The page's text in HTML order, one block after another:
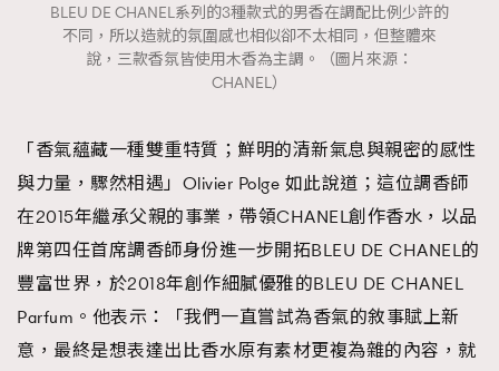
BLEU DE CHANEL系列的3種款式的男香在調配比例少許的
不同，所以造就的氛圍感也相似卻不太相同，但整體來
說，三款香氛皆使用木香為主調。（圖片來源：
CHANEL）
「香氣蘊藏一種雙重特質；鮮明的清新氣息與親密的感性
與力量，驟然相遇」Olivier Polge 如此說道；這位調香師
在2015年繼承父親的事業，帶領CHANEL創作香水，以品
牌第四任首席調香師身份進一步開拓BLEU DE CHANEL的
豐富世界，於2018年創作細膩優雅的BLEU DE CHANEL
Parfum。他表示：「我們一直嘗試為香氣的敘事賦上新
意，最終是想表達出比香水原有素材更複為雜的內容，就